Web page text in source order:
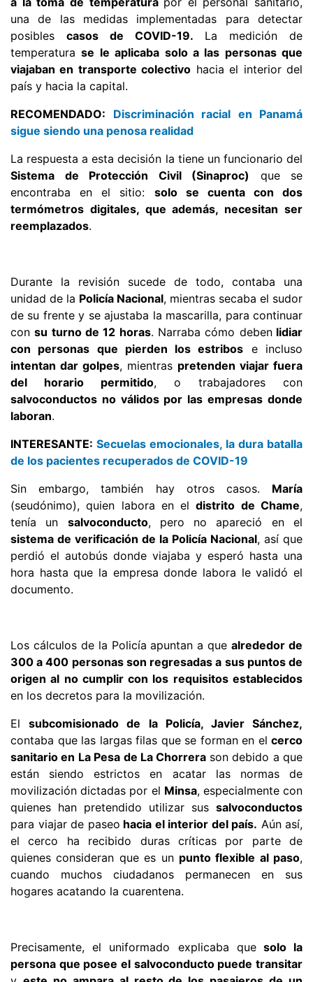
una de las medidas implementadas para detectar
posibles casos de COVID-19. La medición de
temperaturase le aplicaba solo a las personas que
viajaban en transporte colectivo hacia el interior del
país y hacia la capital.
RECOMENDADO: Discriminación racial en Panamá
sigue siendo una penosa realidad
La respuesta a esta decisión la tiene un funcionario del
Sistema de Protección Civil (Sinaproc) que se
encontraba en el sitio: solo se cuenta con dos
termómetros digitales, que además, necesitan ser
reemplazados.
Durante la revisión sucede de todo, contaba una
unidad de la Policía Nacional, mientras secaba el sudor
de su frente y se ajustaba la mascarilla, para continuar
consu turno de 12 horas. Narraba cómo debenlidiar
con personas que pierden los estribos e incluso
intentan dar golpes, mientras pretenden viajar fuera
del horario permitido, o trabajadores con
salvoconductos no válidos por las empresas donde
laboran.
INTERESANTE: Secuelas emocionales, la dura batalla
de los pacientes recuperados de COVID-19
Sin embargo, también hay otros casos. María
(seudónimo), quien labora en eldistrito de Chame,
tenía un salvoconducto, pero no apareció en el
sistema de verificación de la Policía Nacional, así que
perdió el autobús donde viajaba y esperó hasta una
hora hasta que la empresa donde labora le validó el
documento.
Los cálculos de la Policía apuntan a quealrededor de
300 a 400 personas son regresadas a sus puntos de
origen al no cumplir con los requisitos establecidos
en los decretos para la movilización.
Elsubcomisionado de la Policía, Javier Sánchez,
contaba que las largas filas que se forman en el cerco
sanitario en La Pesa de La Chorrera son debido a que
están siendo estrictos en acatar las normas de
movilización dictadas por el Minsa, especialmente con
quienes han pretendido utilizar sus salvoconductos
para viajar de paseo hacia el interior del país. Aún así,
el cerco ha recibido duras críticas por parte de
quienes consideran que es un punto flexible al paso,
cuando muchos ciudadanos permanecen en sus
hogares acatando la cuarentena.
Precisamente, el uniformado explicaba quesolo la
persona que posee el salvoconducto puede transitar